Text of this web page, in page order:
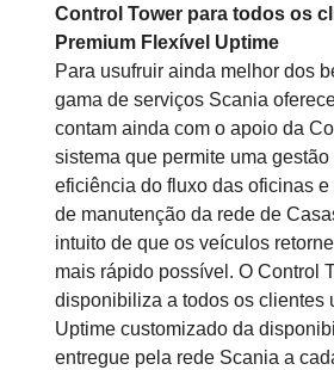
Control Tower para todos os
Premium Flexível Uptime
Para usufruir ainda melhor dos
gama de serviços Scania
contam ainda com o apoio da
sistema que permite uma gestão
eficiência do fluxo das oficinas
de manutenção da rede de
intuito de que os veículos
mais rápido possível. O Control
disponibiliza a todos os clientes
Uptime customizado da
entregue pela rede Scania a